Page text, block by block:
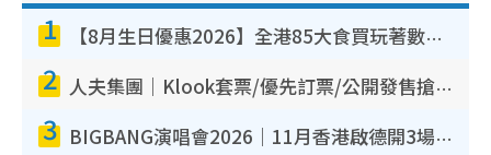
1 【8月生日優惠2026】全港85大食買玩著數攻略 自助餐/火鍋放題同行免費＋誠品/DONKI送現金券
2 人夫集團｜Klook套票/優先訂票/公開發售搶飛攻略！附票價.購票連結.場地座位表
3 BIGBANG演唱會2026｜11月香港啟德開3場！實名制VIP申請、優先購票攻略